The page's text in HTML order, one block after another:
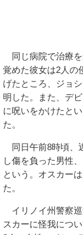
同じ病院で治療を
覚めた彼女は2人の
げたところ、ジョ
明した。また、デ
に呪いをかけたと
た。
同日午前8時頃、
し傷を負った男性
という。オスカー
た。
イリノイ州警察巡
スカーに怪我につ